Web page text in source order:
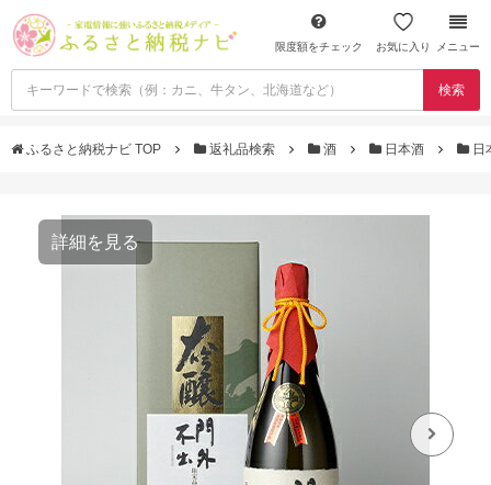
限度額をチェック お気に入り メニュー
検索
ふるさと納税ナビ TOP 返礼品検索 酒 日本酒 日
詳細を見る